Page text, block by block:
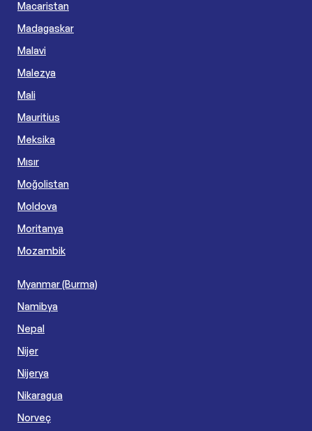
Macaristan
Madagaskar
Malavi
Malezya
Mali
Mauritius
Meksika
Mısır
Moğolistan
Moldova
Moritanya
Mozambik
Myanmar (Burma)
Namibya
Nepal
Nijer
Nijerya
Nikaragua
Norveç